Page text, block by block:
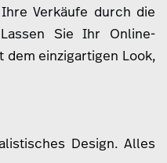
Verkäufe durch die
Sie Ihr Online-
einzigartigen Look,
Design. Alles